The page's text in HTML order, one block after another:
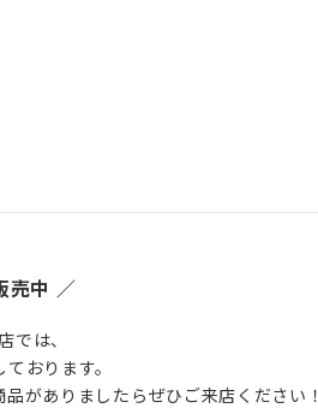
売中 ／
では、
おります。
がありましたらぜひご来店ください！